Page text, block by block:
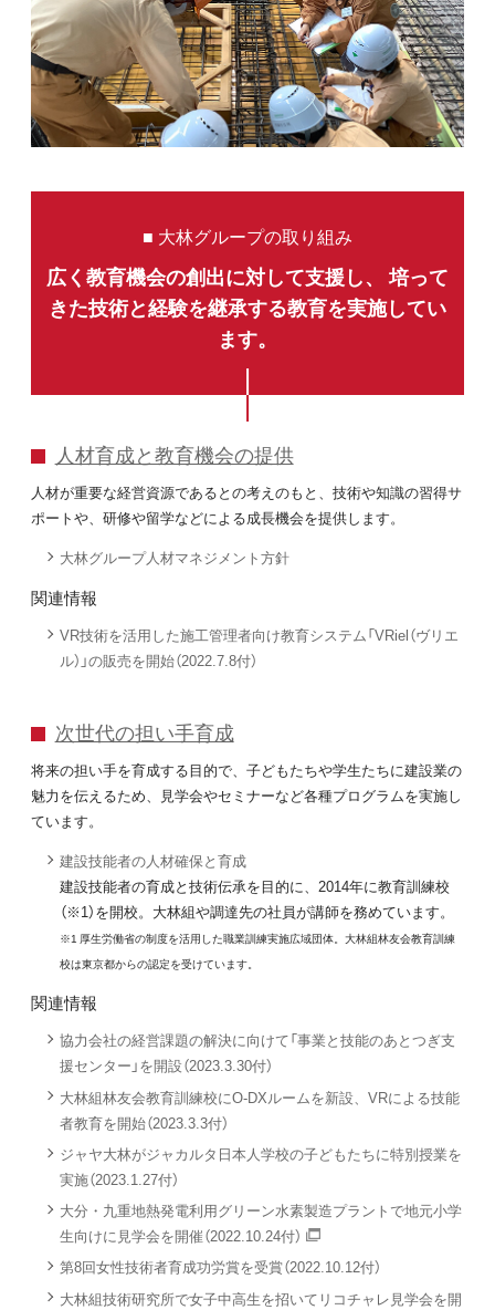
■ 大林グループの取り組み
広く教育機会の創出に対して支援し、 培って
きた技術と経験を継承する教育を実施してい
ます。
人材育成と教育機会の提供
人材が重要な経営資源であるとの考えのもと、技術や知識の習得サ
ポートや、研修や留学などによる成長機会を提供します。
大林グループ人材マネジメント方針
関連情報
VR技術を活用した施工管理者向け教育システム「VRiel（ヴリエ
ル）」の販売を開始（2022.7.8付）
次世代の担い手育成
将来の担い手を育成する目的で、子どもたちや学生たちに建設業の
魅力を伝えるため、見学会やセミナーなど各種プログラムを実施し
ています。
建設技能者の人材確保と育成
建設技能者の育成と技術伝承を目的に、2014年に教育訓練校
（※1）を開校。大林組や調達先の社員が講師を務めています。
※1 厚生労働省の制度を活用した職業訓練実施広域団体。大林組林友会教育訓練
校は東京都からの認定を受けています。
関連情報
協力会社の経営課題の解決に向けて「事業と技能のあとつぎ支
援センター」を開設（2023.3.30付）
大林組林友会教育訓練校にO-DXルームを新設、VRによる技能
者教育を開始（2023.3.3付）
ジャヤ大林がジャカルタ日本人学校の子どもたちに特別授業を
実施（2023.1.27付）
大分・九重地熱発電利用グリーン水素製造プラントで地元小学
生向けに見学会を開催（2022.10.24付）
第8回女性技術者育成功労賞を受賞（2022.10.12付）
大林組技術研究所で女子中高生を招いてリコチャレ見学会を開